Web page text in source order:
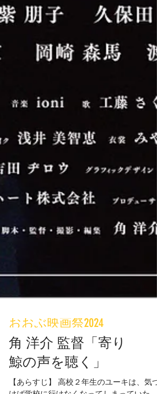
おおぶ映画祭2024
角 洋介 監督「寄り
鯨の声を聴く」